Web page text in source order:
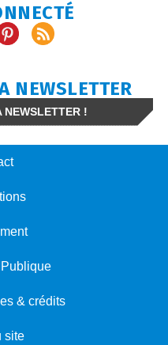
NEWSLETTER
NEWSLETTER !
& crédits
site